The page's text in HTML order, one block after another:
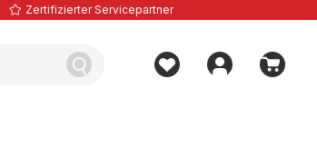
Zertifizierter Servicepartner